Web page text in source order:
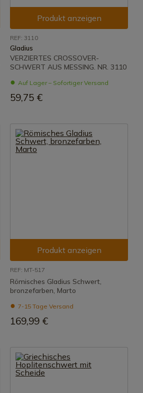
Produkt anzeigen
REF: 3110
Gladius
VERZIERTES CROSSOVER-
SCHWERT AUS MESSING. NR. 3110
Auf Lager – Sofortiger Versand
59,75 €
Produkt anzeigen
REF: MT-517
Römisches Gladius Schwert,
bronzefarben, Marto
7-15 Tage Versand
169,99 €